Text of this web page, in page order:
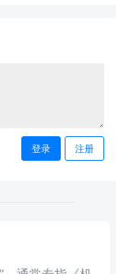
登录 注册